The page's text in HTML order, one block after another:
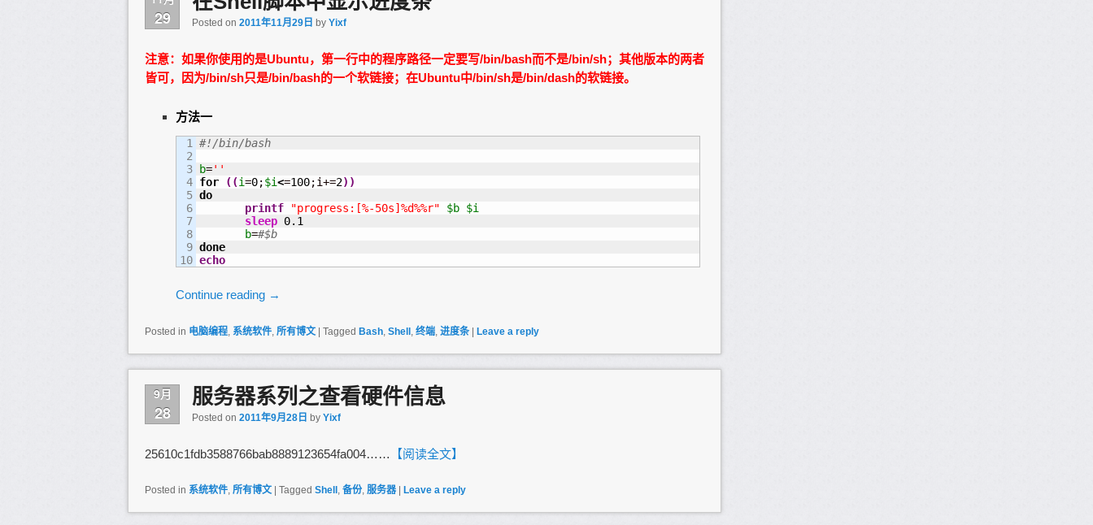
29 Posted on 2011年11月29日 by Yixf
注意：如果你使用的是Ubuntu，第一行中的程序路径一定要写/bin/bash而不是/bin/sh；其他版本的两者
皆可，因为/bin/sh只是/bin/bash的一个软链接；在Ubuntu中/bin/sh是/bin/dash的软链接。
方法一
1
2
3
4
5
6
7
8
9
10
#!/bin/bash
b=''
for
((i=0;$i<=100;i+=2) )
do
printf
"progress:[%-50s]%d%%r" $b $i
sleep 0.1
b=#$b
done
echo
Continue reading →
Posted in 电脑编程 系统软件 所有博文 | Tagged Bash Shell 终端 进度条 | Leave a reply
9月
28
服务器系列之查看硬件信息
Posted on 2011年9月28日 by Yixf
25610c1fdb3588766bab8889123654fa004…… 【阅读全文】
Posted in 系统软件, 所有博文 Tagged Shell , 备份, 服务器 Leave a reply